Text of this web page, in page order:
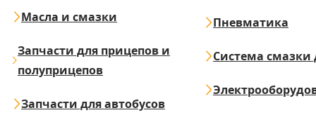
Масла и смазки
Запчасти для прицепов и
полуприцепов
Запчасти для автобусов
Пневматика
Система смазки